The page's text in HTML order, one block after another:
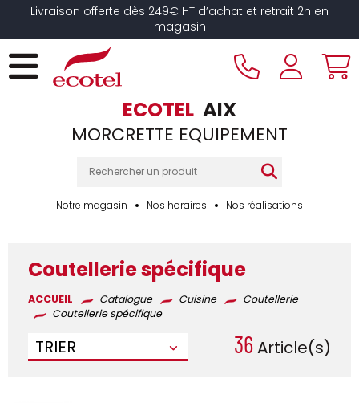
Livraison offerte dès 249€ HT d’achat et retrait 2h en
magasin
ECOTEL AIX
MORCRETTE EQUIPEMENT
Notre magasin Nos horaires Nos réalisations
Coutellerie spécifique
ACCUEIL Catalogue Cuisine
Coutellerie
Coutellerie spécifique
TRIER 36Article(s)
Panneau de gestion des cookies